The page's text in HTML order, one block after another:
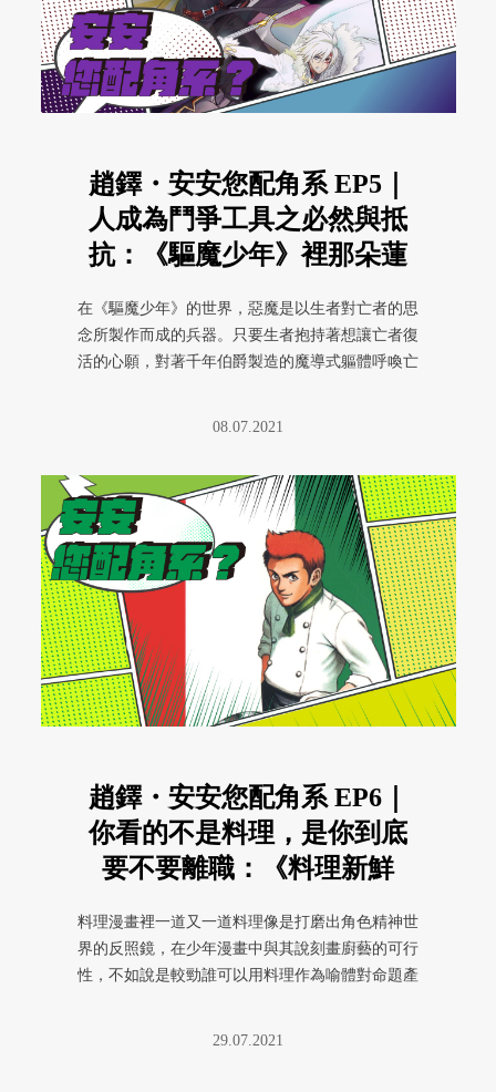
趙鐸・安安您配角系 EP5｜
人成為鬥爭工具之必然與抵
抗：《驅魔少年》裡那朵蓮
在《驅魔少年》的世界，惡魔是以生者對亡者的思
念所製作而成的兵器。只要生者抱持著想讓亡者復
活的心願，對著千年伯爵製造的魔導式軀體呼喚亡
08.07.2021
趙鐸・安安您配角系 EP6｜
你看的不是料理，是你到底
要不要離職：《料理新鮮
料理漫畫裡一道又一道料理像是打磨出角色精神世
界的反照鏡，在少年漫畫中與其說刻畫廚藝的可行
性，不如說是較勁誰可以用料理作為喻體對命題產
29.07.2021